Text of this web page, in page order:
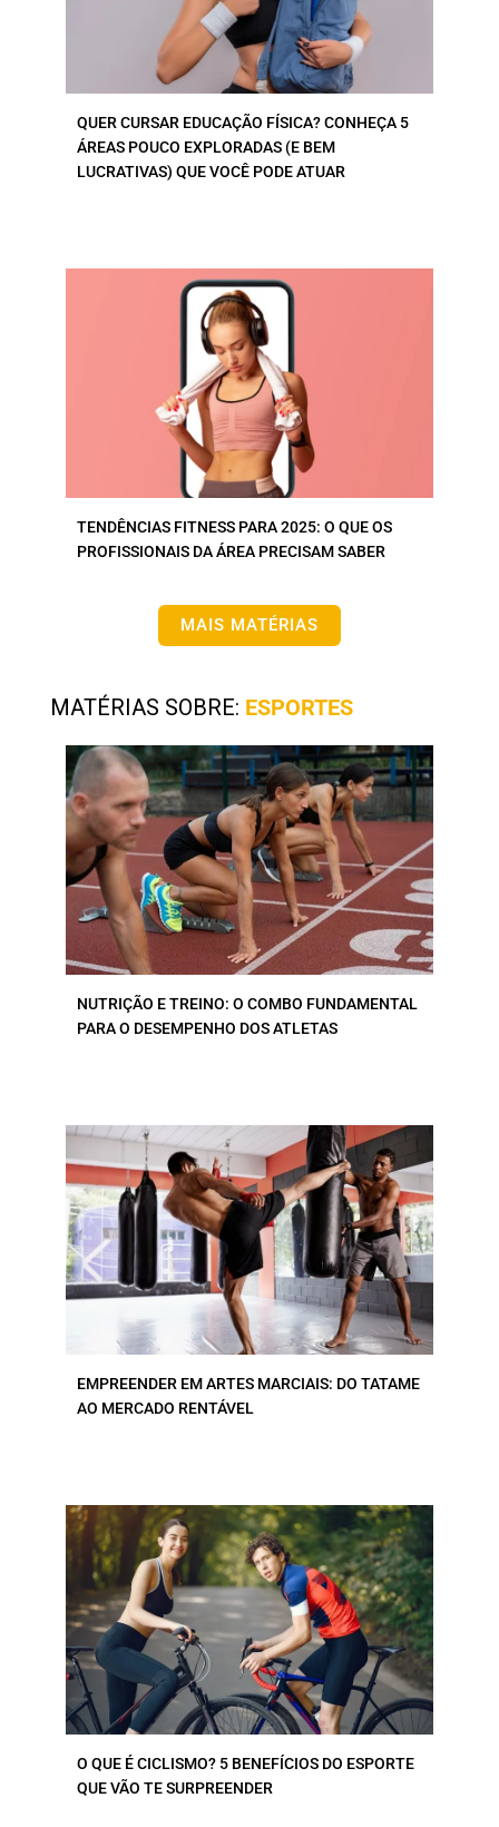
QUER CURSAR EDUCAÇÃO FÍSICA? CONHEÇA 5
ÁREAS POUCO EXPLORADAS (E BEM
LUCRATIVAS) QUE VOCÊ PODE ATUAR
TENDÊNCIAS FITNESS PARA 2025: O QUE OS
PROFISSIONAIS DA ÁREA PRECISAM SABER
MAIS MATÉRIAS
MATÉRIAS SOBRE: ESPORTES
NUTRIÇÃO E TREINO: O COMBO FUNDAMENTAL
PARA O DESEMPENHO DOS ATLETAS
EMPREENDER EM ARTES MARCIAIS: DO TATAME
AO MERCADO RENTÁVEL
O QUE É CICLISMO? 5 BENEFÍCIOS DO ESPORTE
QUE VÃO TE SURPREENDER